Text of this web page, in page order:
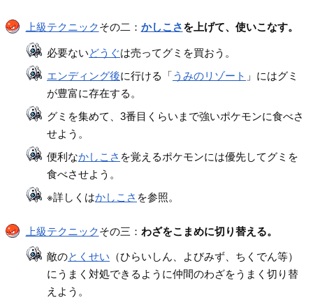
上級テクニックその二： かしこさを上げて、使いこなす。
必要ないどうぐは売ってグミを買おう。
エンディング後に行ける「うみのリゾート 」にはグミ
が豊富に存在する。
グミを集めて、3番目くらいまで強いポケモンに食べさ
せよう。
便利なかしこさ を覚えるポケモンには優先してグミを
食べさせよう。
※詳しくはかしこさ を参照。
上級テクニックその三： わざをこまめに切り替える。
敵のとくせい （ひらいしん、よびみず、ちくでん等）
にうまく対処できるように仲間のわざをうまく切り替
えよう。